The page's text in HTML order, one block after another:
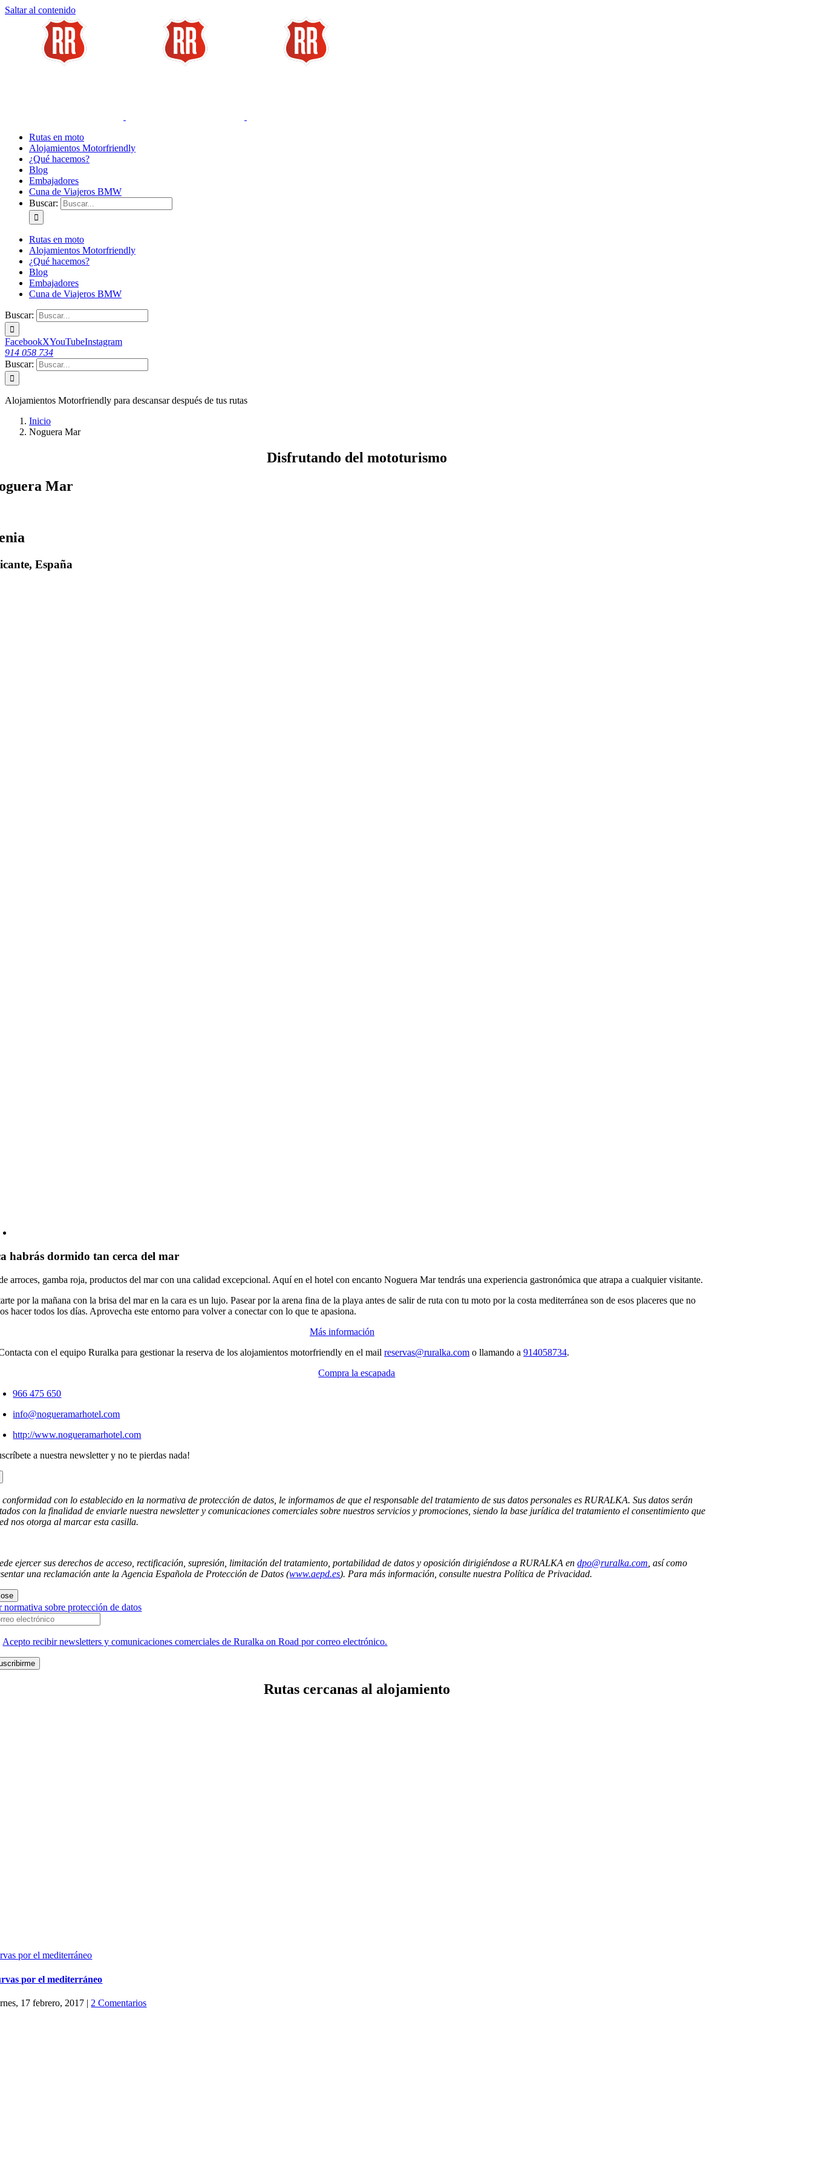
Saltar al contenido
Rutas en moto
Alojamientos Motorfriendly
¿Qué hacemos?
Blog
Embajadores
Cuna de Viajeros BMW
Buscar:
Rutas en moto
Alojamientos Motorfriendly
¿Qué hacemos?
Blog
Embajadores
Cuna de Viajeros BMW
Buscar:
FacebookXYouTubeInstagram
914 058 734
Buscar:
Alojamientos Motorfriendly para descansar después de tus rutas
Inicio
Noguera Mar
Disfrutando del mototurismo
Mar
España
habrás dormido tan cerca del mar
arroces, gamba roja, productos del mar con una calidad excepcional. Aquí en el hotel con encanto Noguera Mar tendrás una experiencia gastronómica que atrapa a cualquier visitante.
por la mañana con la brisa del mar en la cara es un lujo. Pasear por la arena fina de la playa antes de salir de ruta con tu moto por la costa mediterránea son de esos placeres que no
hacer todos los días. Aprovecha este entorno para volver a conectar con lo que te apasiona.
Más información
con el equipo Ruralka para gestionar la reserva de los alojamientos motorfriendly en el mailreservas@ruralka.com o llamando a914058734.
Compra la escapada
966 475 650
info@nogueramarhotel.com
http://www.nogueramarhotel.com
a nuestra newsletter y no te pierdas nada!
conformidad con lo establecido en la normativa de protección de datos, le informamos de que el responsable del tratamiento de sus datos personales es RURALKA. Sus datos serán
con la finalidad de enviarle nuestra newsletter y comunicaciones comerciales sobre nuestros servicios y promociones, siendo la base jurídica del tratamiento el consentimiento que
nos otorga al marcar esta casilla.
ejercer sus derechos de acceso, rectificación, supresión, limitación del tratamiento, portabilidad de datos y oposición dirigiéndose a RURALKA endpo@ruralka.com , así como
una reclamación ante la Agencia Española de Protección de Datos (www.aepd.es). Para más información, consulte nuestra Política de Privacidad.
normativa sobre protección de datos
Acepto recibir newsletters y comunicaciones comerciales de Ruralka on Road por correo electrónico.
Rutas cercanas al alojamiento
por el mediterráneo
por el mediterráneo
17 febrero, 2017 | 2 Comentarios